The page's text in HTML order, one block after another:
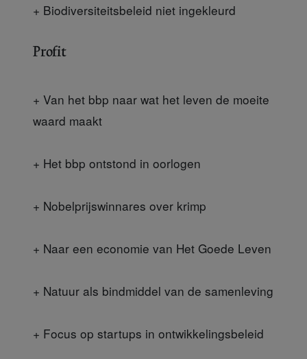
+ Biodiversiteitsbeleid niet ingekleurd
Profit
+ Van het bbp naar wat het leven de moeite
waard maakt
+ Het bbp ontstond in oorlogen
+ Nobelprijswinnares over krimp
+ Naar een economie van Het Goede Leven
+ Natuur als bindmiddel van de samenleving
+ Focus op startups in ontwikkelingsbeleid